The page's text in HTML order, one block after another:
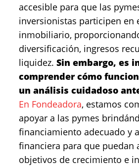
accesible para que las
inversionistas participen en
inmobiliario,
diversificación, ingresos
liquidez. Sin embargo, es
comprender cómo
un análisis cuidadoso
En Fondeadora, estamos
apoyar a las pymes
financiamiento adecuado y
financiera para que puedan
objetivos de crecimiento e